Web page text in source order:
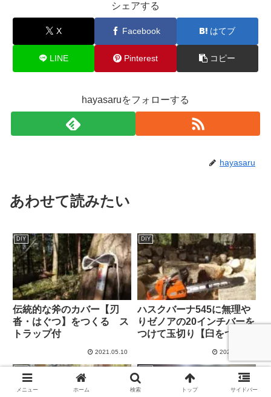
シェアする
X Facebook はてブ
LINE Pinterest コピー
hayasaruをフォローする
hayasaru
あわせて読みたい
DIY
伝統的な斧のカバー【刃
沓・はぐつ】をつくる ス
トラップ付
2021.05.10
DIY
ハスクバーナ545に無理や
りゼノアの20インチバーを
つけて玉切り【臼をつく
2021.05.04
メニュー ホーム 検索 トップ サイドバー